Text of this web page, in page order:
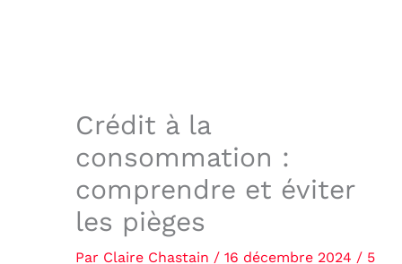
Crédit à la
consommation :
comprendre et éviter
les pièges
Par Claire Chastain / 16 décembre 2024 / 5